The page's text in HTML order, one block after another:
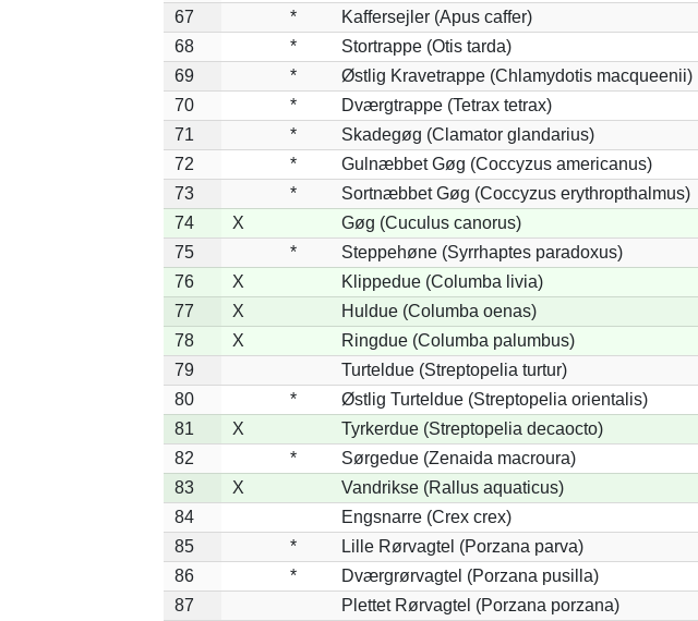
67
*
Kaffersejler (Apus caffer)
68
*
Stortrappe (Otis tarda)
69
*
Østlig Kravetrappe (Chlamydotis macqueenii)
70
*
Dværgtrappe (Tetrax tetrax)
71
*
Skadegøg (Clamator glandarius)
72
*
Gulnæbbet Gøg (Coccyzus americanus)
73
*
Sortnæbbet Gøg (Coccyzus erythropthalmus)
74
X Gøg (Cuculus canorus)
75
*
Steppehøne (Syrrhaptes paradoxus)
76
X Klippedue (Columba livia)
77
X Huldue (Columba oenas)
78
X Ringdue (Columba palumbus)
79
Turteldue (Streptopelia turtur)
80
*
Østlig Turteldue (Streptopelia orientalis)
81
X Tyrkerdue (Streptopelia decaocto)
82
*
Sørgedue (Zenaida macroura)
83
X Vandrikse (Rallus aquaticus)
84
Engsnarre (Crex crex)
85
*
Lille Rørvagtel (Porzana parva)
86
*
Dværgrørvagtel (Porzana pusilla)
87
Plettet Rørvagtel (Porzana porzana)